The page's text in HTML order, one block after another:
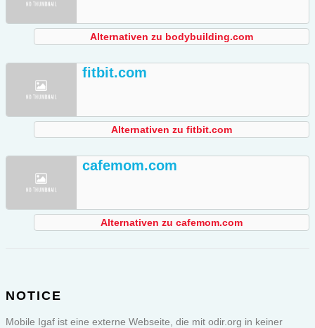
Alternativen zu bodybuilding.com
fitbit.com
Alternativen zu fitbit.com
cafemom.com
Alternativen zu cafemom.com
NOTICE
Mobile Igaf ist eine externe Webseite, die mit odir.org in keiner